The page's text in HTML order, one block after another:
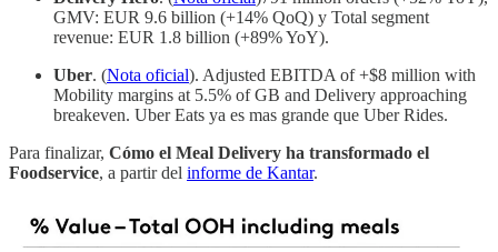
GMV: EUR 9.6 billion (+14% QoQ) y Total segment
revenue: EUR 1.8 billion (+89% YoY).
Uber. (Nota oficial). Adjusted EBITDA of +$8 million with
Mobility margins at 5.5% of GB and Delivery approaching
breakeven. Uber Eats ya es mas grande que Uber Rides.
Para finalizar, Cómo el Meal Delivery ha transformado el
Foodservice, a partir del informe de Kantar.